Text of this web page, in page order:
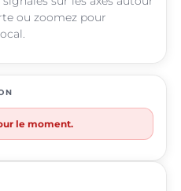
ou zoomez pour
le moment.